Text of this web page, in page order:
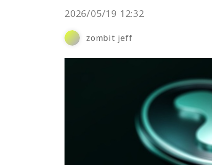
2026/05/19 12:32
zombit jeff